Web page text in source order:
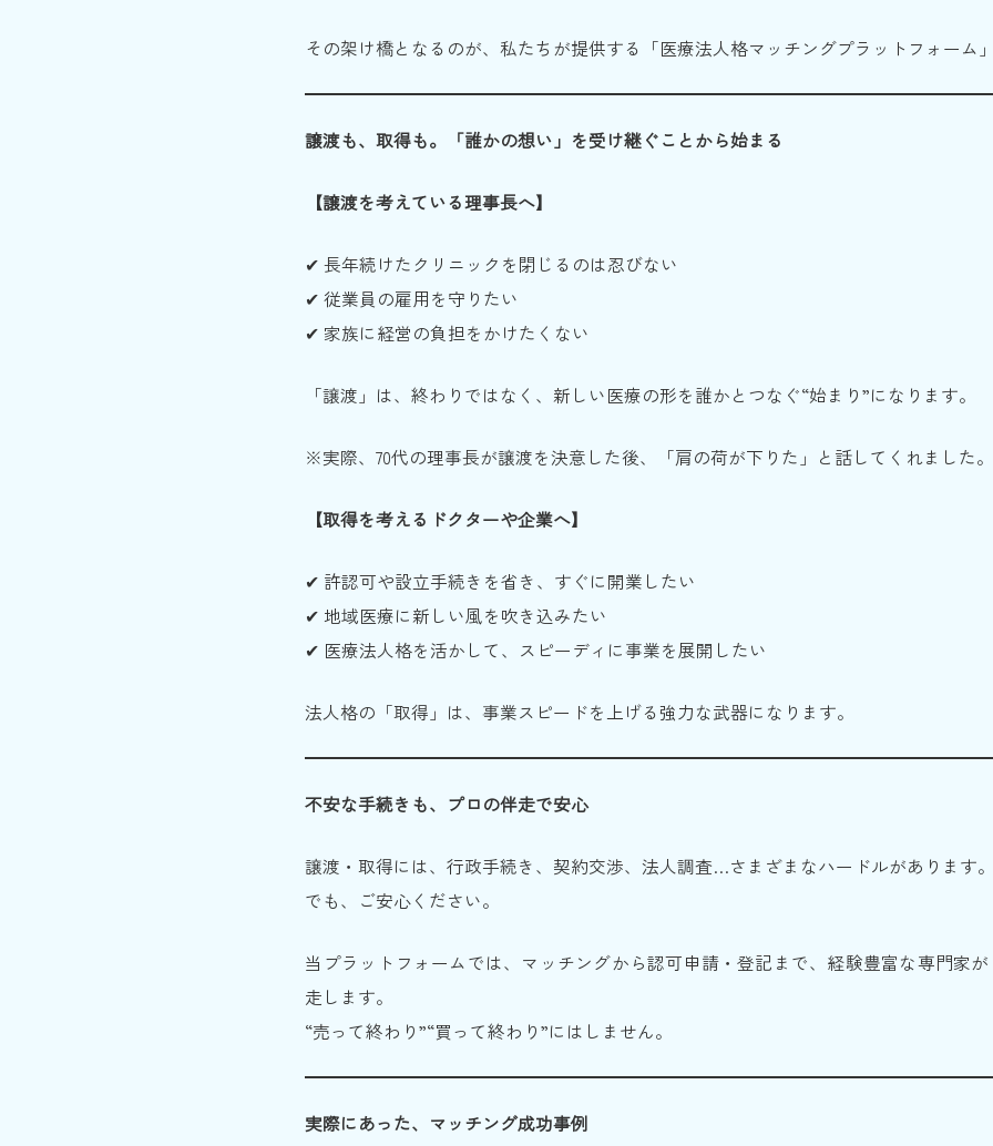
その架け橋となるのが、私たちが提供する「医療法人格マッチングプラットフォーム
譲渡も、取得も。「誰かの想い」を受け継ぐことから始まる
【譲渡を考えている理事長へ】
✔ 長年続けたクリニックを閉じるのは忍びない
✔ 従業員の雇用を守りたい
✔ 家族に経営の負担をかけたくない
「譲渡」は、終わりではなく、新しい医療の形を誰かとつなぐ“始まり”になります。
※実際、70代の理事長が譲渡を決意した後、「肩の荷が下りた」と話してくれました
【取得を考えるドクターや企業へ】
✔ 許認可や設立手続きを省き、すぐに開業したい
✔ 地域医療に新しい風を吹き込みたい
✔ 医療法人格を活かして、スピーディに事業を展開したい
法人格の「取得」は、事業スピードを上げる強力な武器になります。
不安な手続きも、プロの伴走で安心
譲渡・取得には、行政手続き、契約交渉、法人調査…さまざまなハードルがあります
でも、ご安心ください。
当プラットフォームでは、マッチングから認可申請・登記まで、経験豊富な専門家
走します。
“売って終わり”“買って終わり”にはしません。
実際にあった、マッチング成功事例